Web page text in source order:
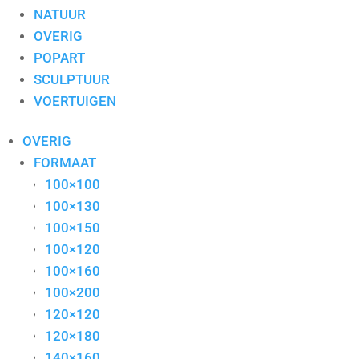
NATUUR
OVERIG
POPART
SCULPTUUR
VOERTUIGEN
OVERIG
FORMAAT
100×100
100×130
100×150
100×120
100×160
100×200
120×120
120×180